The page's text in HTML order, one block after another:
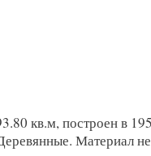
кв.м, построен в
Материал